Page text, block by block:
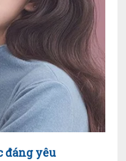
đáng yêu